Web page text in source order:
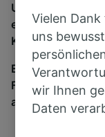
Um Bustickets
eine Suche und
Kosten für
Egal, wohin die
Finden Sie hier
als 170 Bahn-
Vielen
uns
wir Ihnen
Daten